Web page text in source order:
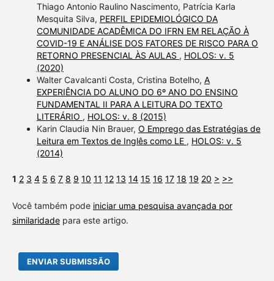
Thiago Antonio Raulino Nascimento, Patrícia Karla
Mesquita Silva, PERFIL EPIDEMIOLÓGICO DA
COMUNIDADE ACADÊMICA DO IFRN EM RELAÇÃO À
COVID-19 E ANÁLISE DOS FATORES DE RISCO PARA O
RETORNO PRESENCIAL ÀS AULAS , HOLOS: v. 5
(2020)
Walter Cavalcanti Costa, Cristina Botelho, A
EXPERIÊNCIA DO ALUNO DO 6º ANO DO ENSINO
FUNDAMENTAL II PARA A LEITURA DO TEXTO
LITERÁRIO , HOLOS: v. 8 (2015)
Karin Claudia Nin Brauer, O Emprego das Estratégias de
Leitura em Textos de Inglês como LE , HOLOS: v. 5
(2014)
1 2 3 4 5 6 7 8 9 10 11 12 13 14 15 16 17 18 19 20 > >>
Você também pode iniciar uma pesquisa avançada por
similaridadepara este artigo.
ENVIAR SUBMISSÃO